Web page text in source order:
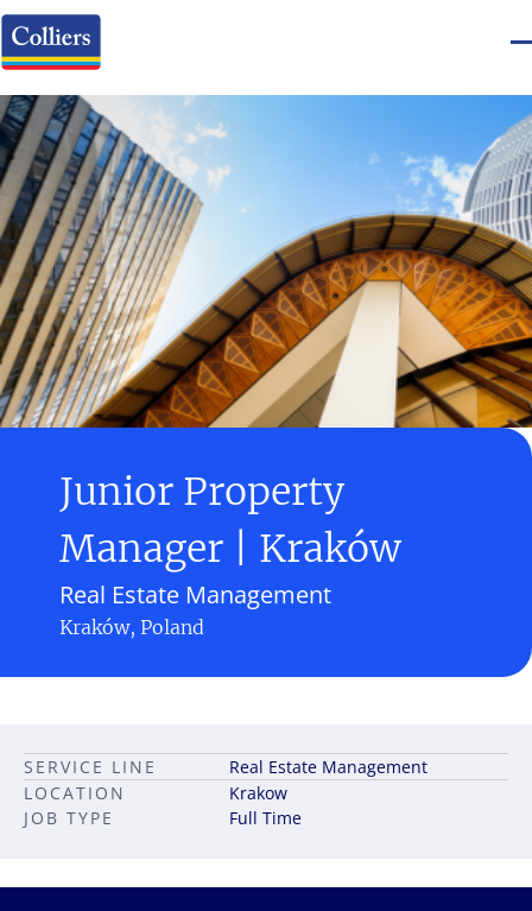
Junior Property
Manager | Kraków
Real Estate Management
Kraków, Poland
JOB TYPE Full Time
LOCATION Krakow
SERVICE LINE Real Estate Management